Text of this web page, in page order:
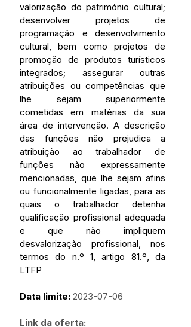
valorização do património cultural;
desenvolver projetos de
programação e desenvolvimento
cultural, bem como projetos de
promoção de produtos turísticos
integrados; assegurar outras
atribuições ou competências que
lhe sejam superiormente
cometidas em matérias da sua
área de intervenção. A descrição
das funções não prejudica a
atribuição ao trabalhador de
funções não expressamente
mencionadas, que lhe sejam afins
ou funcionalmente ligadas, para as
quais o trabalhador detenha
qualificação profissional adequada
e que não impliquem
desvalorização profissional, nos
termos do n.º 1, artigo 81.º, da
LTFP
Data limite: 2023-07-06
Link da oferta: